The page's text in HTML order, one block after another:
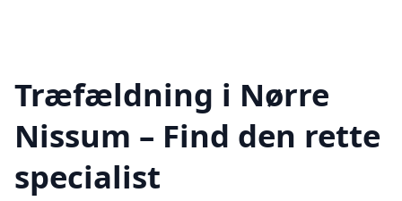
Træfældning i Nørre
Nissum – Find den rette
specialist